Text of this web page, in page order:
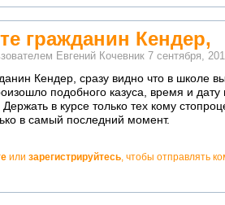
гражданин Кендер,
Евгений Кочевник 7 сентября,
Кендер, сразу видно что в школе
подобного казуса, время и
в курсе только тех кому
в самый последний момент.
или зарегистрируйтесь , чтобы отправлять